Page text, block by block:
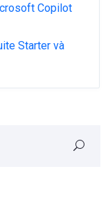
Copilot
Starter và